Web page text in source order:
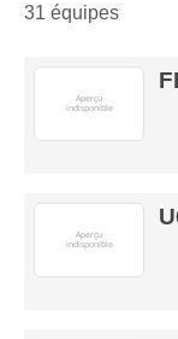
31 équipes